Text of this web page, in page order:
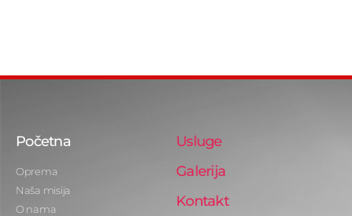
Početna
Oprema
Naša misija
O nama
Usluge
Galerija
Kontakt